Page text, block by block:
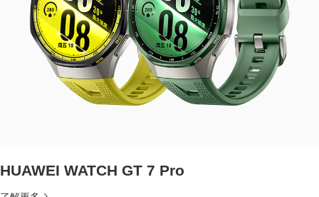
HUAWEI WATCH GT 7 Pro